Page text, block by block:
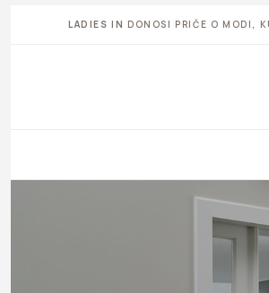
LADIES IN DONOSI PRIČE O MODI,